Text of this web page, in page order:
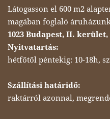
Látogasson el 600 m2
magában foglaló
1023 Budapest, II.
Nyitvatartás:
hétfőtől péntekig: 10-18h,
Szállítási határidő:
raktárról azonnal,